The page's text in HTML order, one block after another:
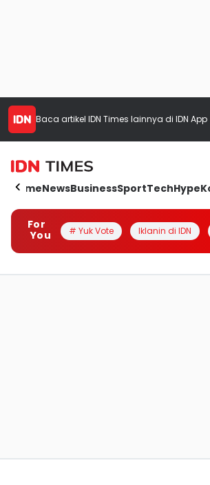
Baca artikel IDN Times lainnya di IDN App
HomeNewsBusinessSportTechHype
For
You
# Yuk Vote Iklanin di IDN